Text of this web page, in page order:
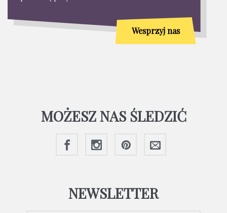
Wesprzyj nas
MOŻESZ NAS ŚLEDZIĆ
NEWSLETTER